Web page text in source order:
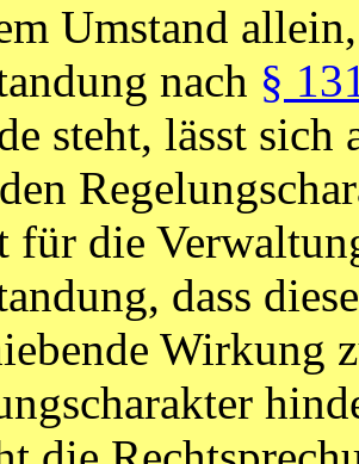
Umstand
nach §
steht, lässt
für die
dass
Wirkung